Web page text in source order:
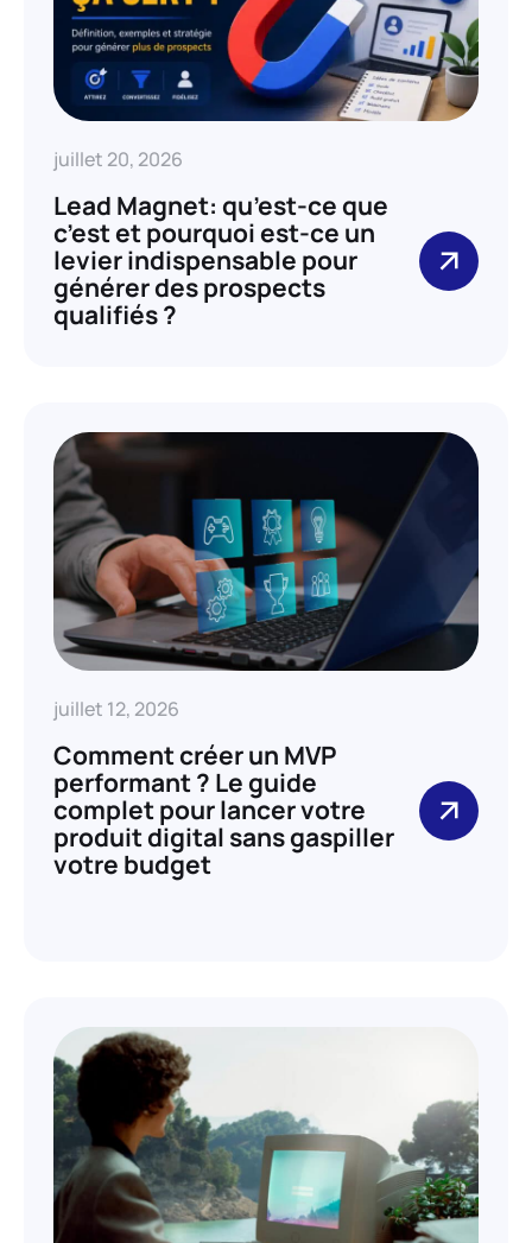
juillet 20, 2026
Lead Magnet: qu’est-ce que
c’est et pourquoi est-ce un
levier indispensable pour
générer des prospects
qualifiés ?
juillet 12, 2026
Comment créer un MVP
performant ? Le guide
complet pour lancer votre
produit digital sans gaspiller
votre budget